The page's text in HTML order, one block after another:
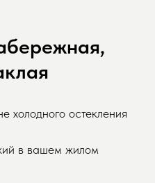
остекления
в вашем жилом